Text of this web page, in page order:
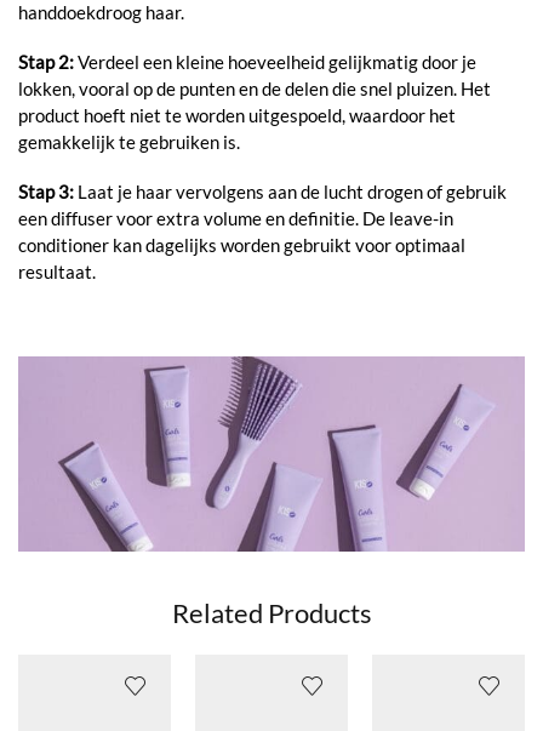
handdoekdroog haar.
Stap 2:Verdeel een kleine hoeveelheid gelijkmatig door je
lokken, vooral op de punten en de delen die snel pluizen. Het
product hoeft niet te worden uitgespoeld, waardoor het
gemakkelijk te gebruiken is.
Stap 3: Laat je haar vervolgens aan de lucht drogen of gebruik
een diffuser voor extra volume en definitie. De leave-in
conditioner kan dagelijks worden gebruikt voor optimaal
resultaat.
Related Products